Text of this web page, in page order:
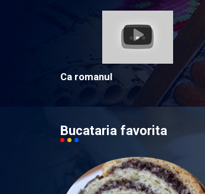
Ca romanul
Bucataria favorita